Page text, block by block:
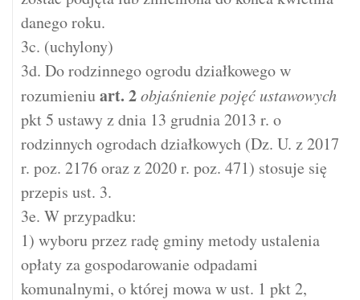
danego roku.
3c. (uchylony)
3d. Do rodzinnego ogrodu działkowego w
rozumieniuart. 2objaśnienie pojęć ustawowych
pkt 5 ustawy z dnia 13 grudnia 2013 r. o
rodzinnych ogrodach działkowych (Dz. U. z 2017
r. poz. 2176 oraz z 2020 r. poz. 471) stosuje się
przepis ust. 3.
3e. W przypadku:
1) wyboru przez radę gminy metody ustalenia
opłaty za gospodarowanie odpadami
komunalnymi, o której mowa w ust. 1 pkt 2,